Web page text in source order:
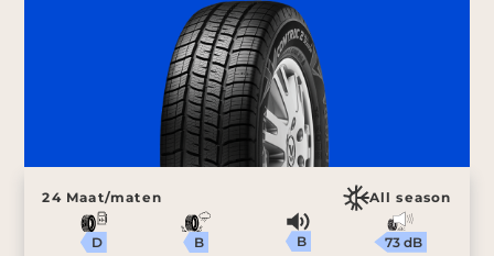
24 Maat/maten All season
D B B 73 dB